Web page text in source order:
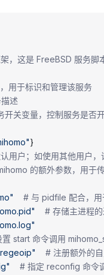
架，这是 FreeBSD 服务
，用于标识和管理该服务
描述
务开关变量，控制服务是否
}
用户；如使用其他用户
的额外参数，用于
# 与 pidfile 配合，
# 存储主进
置 start 命令调用
# 注册额外的
# 指定 reconfig 命